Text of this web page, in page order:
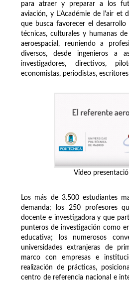
para atraer y preparar a los
aviación, y L'Académie de l'air et
que busca favorecer el
técnicas, culturales y humanas
aeroespacial, reuniendo a
diversos, desde ingenieros a
investigadores, directivos,
economistas, periodistas,
Vídeo
Los más de 3.500 estudiantes
demanda; los 250 profesores
docente e investigadora y que
punteros de investigación como
educativa; los numerosos
universidades extranjeras de
marco con empresas e
realización de prácticas,
centro de referencia nacional e